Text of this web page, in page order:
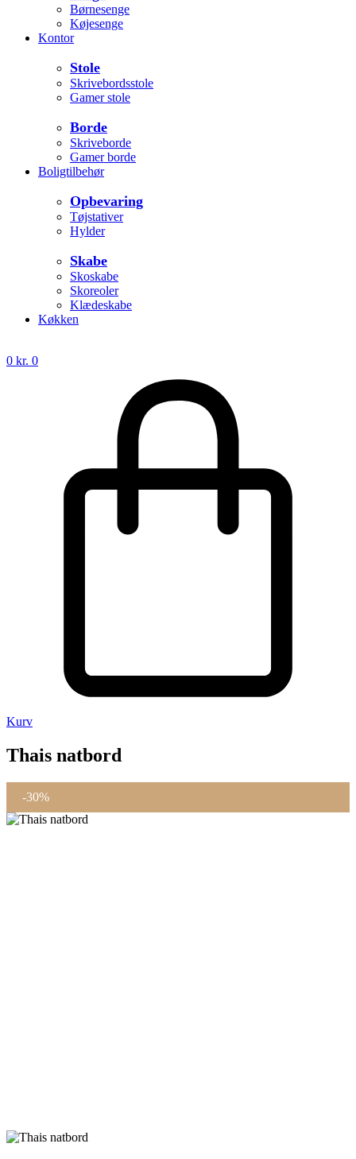
Børnesenge
Køjesenge
Kontor
Stole
Skrivebordsstole
Gamer stole
Borde
Skriveborde
Gamer borde
Boligtilbehør
Opbevaring
Tøjstativer
Hylder
Skabe
Skoskabe
Skoreoler
Klædeskabe
Køkken
0 kr. 0
Kurv
Thais natbord
-30%